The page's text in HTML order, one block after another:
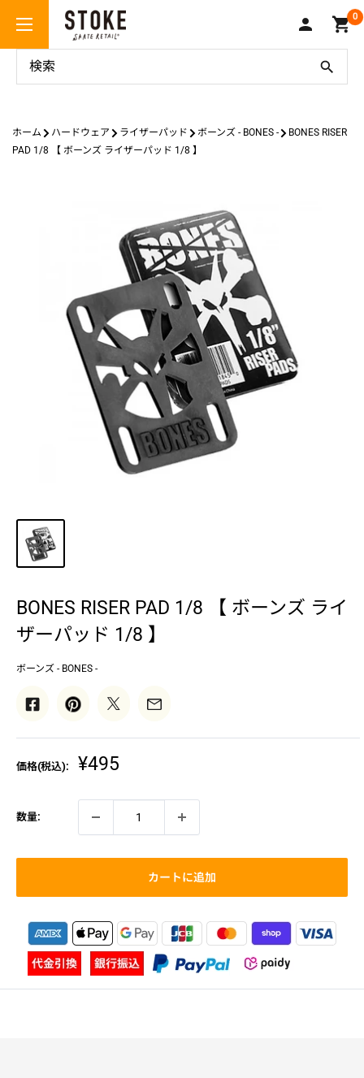
テ
Stoke
Skate
0
ホーム ハードウェア ライザーパッド ボーンズ - BONES -
BONES RISER
PAD 1/8 【 ボーンズ ライザーパッド 1/8 】
BONES RISER PAD 1/8 【 ボーンズ ライ
ザーパッド 1/8 】
ボーンズ - BONES -
価格(税込):
販
価
格
¥495
数量:
カートに追加